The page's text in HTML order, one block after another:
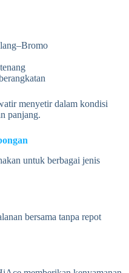
menyetir dalam kondisi
panjang.
untuk berbagai jenis
bersama tanpa repot